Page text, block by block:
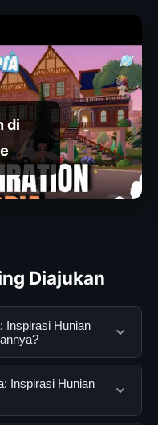
di
Diajukan
Inspirasi Hunian
Hunian adalah
membantu
lengkap dan
Inspirasi Hunian